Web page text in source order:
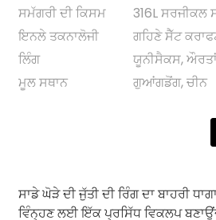
ਸਮੱਗਰੀ ਦੀ ਕਿਸਮ
316L ਸਰਜੀਕਲ
ਇਨਲੇ ਤਕਨਾਲੋਜੀ
ਗਹਿਣੇ ਸੈੱਟ
ਲਿੰਗ
ਯੂਨੀਸੈਕਸ,
ਮੂਲ ਸਥਾਨ
ਗੁਆਂਗਡੋਂਗ, ਚੀਨ
ਸਾਡੇ ਘੋੜੇ ਦੀ ਜੁੱਤੀ ਦੀ ਰਿੰਗ ਦਾ ਬਾਹਰੀ
ਵਿੰਨ੍ਹਣ ਲਈ ਇੱਕ ਪ੍ਰਸਿੱਧ ਵਿਕਲਪ